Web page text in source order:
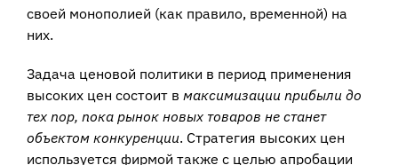
своей монополией (как правило, временной) на
них.
Задача ценовой политики в период применения
высоких цен состоит в максимизации прибыли до
тех пор, пока рынок новых товаров не станет
объектом конкуренции. Стратегия высоких цен
используется фирмой также с целью апробации